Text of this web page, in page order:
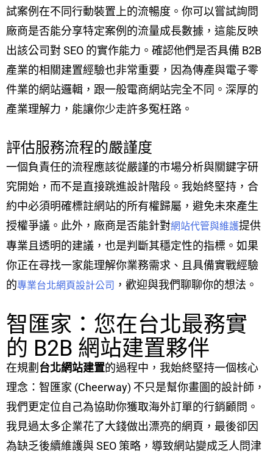
試案例在不同行動裝置上的流暢度。你可以嘗試詢問
廠商是否能分享特定案例的流量成長數據，這能反映
出該公司對 SEO 的實作能力。確認他們是否具備 B2B
產業的相關建置經驗也非常重要，因為傳產與電子零
件業的網站邏輯，跟一般電商網站完全不同。深厚的
產業理解力，能讓你少走許多冤枉路。
評估服務流程的嚴謹度
一個負責任的流程應該從嚴謹的市場分析與關鍵字研
究開始，而不是直接跳進設計階段。我始終堅持，合
約中必須明確標註網站的所有權歸屬，避免未來產生
授權爭議。此外，廠商是否能針對網站代管與維護提供
專業且透明的建議，也是判斷其穩定性的指標。如果
你正在尋找一家能理解你業務需求、且具備實戰經驗
的專業台北網頁設計公司 ，歡迎與我們聊聊你的想法。
智匯家：您在台北最務實
的 B2B 網站建置夥伴
在規劃 台北網站建置的過程中，我始終堅持一個核心
理念：智匯家 (Cheerway) 不只是幫你畫圖的設計師，
我們更定位自己為協助你獲取海外訂單的行銷顧問。
我見過太多企業花了大錢做出漂亮的網頁，最後卻因
為缺乏後續維護與 SEO 策略，導致網站變成乏人問津